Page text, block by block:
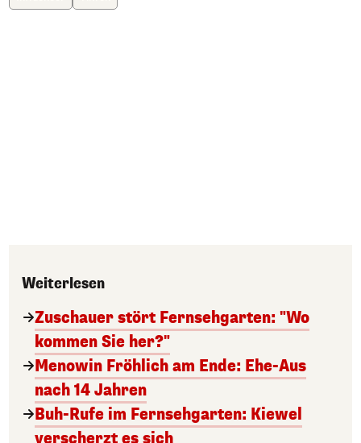
Weiterlesen
Zuschauer stört Fernsehgarten: "Wo
kommen Sie her?"
Menowin Fröhlich am Ende: Ehe-Aus
nach 14 Jahren
Buh-Rufe im Fernsehgarten: Kiewel
verscherzt es sich